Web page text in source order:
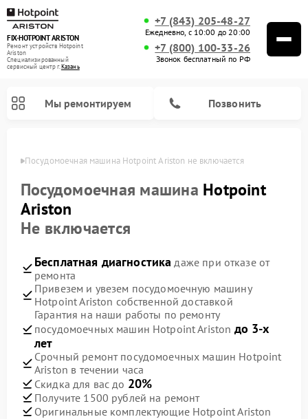
FIX-HOTPOINT ARISTON
Ремонт устройств Hotpoint
Ariston
Специализированный
cервисный центр г.Казань
+7 (843) 205-48-27
Ежедневно, с 10:00 до 20:00
+7 (800) 100-33-26
Звонок бесплатный по РФ
Мы ремонтируем Позвонить
Посудомоечная машина Hotpoint Ariston не включается
Посудомоечная машина Hotpoint
Ariston
Не включается
Бесплатная диагностика даже при отказе от
ремонта
Привезем и увезем посудомоечную машину
Hotpoint Ariston собственной доставкой
Гарантия на наши работы по ремонту
посудомоечных машин Hotpoint Ariston до 3-х
лет
Срочный ремонт посудомоечных машин Hotpoint
Ariston в течении часа
Скидка для вас до 20%
Получите 1500 рублей на ремонт
Оригинальные комплектующие Hotpoint Ariston